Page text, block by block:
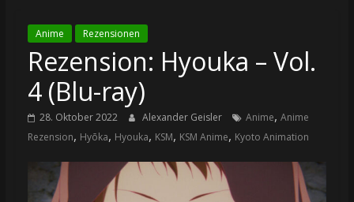
Anime Rezensionen
Rezension: Hyouka – Vol.
4 (Blu-ray)
28. Oktober 2022 Alexander Geisler Anime, Anime
Rezension, Hyōka, Hyouka, KSM, KSM Anime, Kyoto Animation